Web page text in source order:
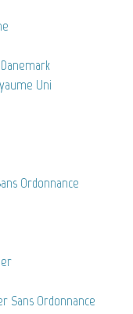
Uni
Ordonnance
Sans Ordonnance